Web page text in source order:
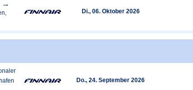
Di., 06. Oktober 2026
Do., 24. September 2026